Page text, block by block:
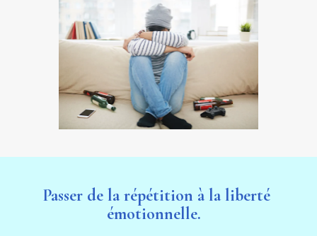
Passer de la répétition à la liberté
émotionnelle.